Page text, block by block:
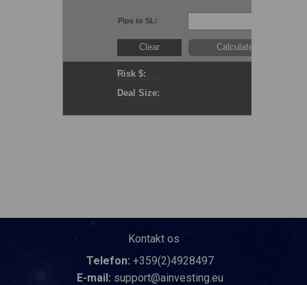
Kontakt os
Telefon: +359(2)4928497
E-mail: support@ainvesting.eu